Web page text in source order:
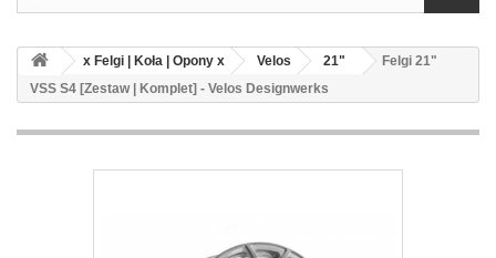
x Felgi | Koła | Opony x Velos 21"
Felgi 21"
VSS S4 [Zestaw | Komplet] - Velos Designwerks